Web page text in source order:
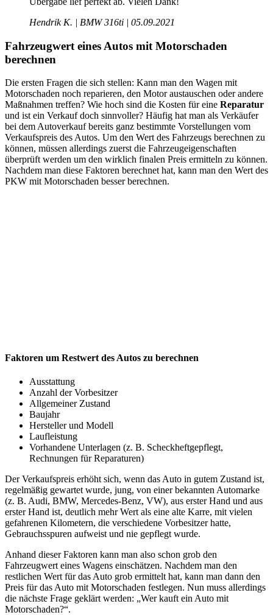
Hendrik K. | BMW 316ti | 05.09.2021
Fahrzeugwert eines Autos mit Motorschaden
berechnen
Die ersten Fragen die sich stellen: Kann man den Wagen mit
Motorschaden noch reparieren, den Motor austauschen oder andere
Maßnahmen treffen? Wie hoch sind die Kosten für eine Reparatur
und ist ein Verkauf doch sinnvoller? Häufig hat man als Verkäufer
bei dem Autoverkauf bereits ganz bestimmte Vorstellungen vom
Verkaufspreis des Autos. Um den Wert des Fahrzeugs berechnen zu
können, müssen allerdings zuerst die Fahrzeugeigenschaften
überprüft werden um den wirklich finalen Preis ermitteln zu können.
Nachdem man diese Faktoren berechnet hat, kann man den Wert des
PKW mit Motorschaden besser berechnen.
Faktoren um Restwert des Autos zu berechnen
Ausstattung
Anzahl der Vorbesitzer
Allgemeiner Zustand
Baujahr
Hersteller und Modell
Laufleistung
Vorhandene Unterlagen (z. B. Scheckheftgepflegt,
Rechnungen für Reparaturen)
Der Verkaufspreis erhöht sich, wenn das Auto in gutem Zustand ist,
regelmäßig gewartet wurde, jung, von einer bekannten Automarke
(z. B. Audi, BMW, Mercedes-Benz, VW), aus erster Hand und aus
erster Hand ist, deutlich mehr Wert als eine alte Karre, mit vielen
gefahrenen Kilometern, die verschiedene Vorbesitzer hatte,
Gebrauchsspuren aufweist und nie gepflegt wurde.
Anhand dieser Faktoren kann man also schon grob den
Fahrzeugwert eines Wagens einschätzen. Nachdem man den
restlichen Wert für das Auto grob ermittelt hat, kann man dann den
Preis für das Auto mit Motorschaden festlegen. Nun muss allerdings
die nächste Frage geklärt werden: „Wer kauft ein Auto mit
Motorschaden?“.